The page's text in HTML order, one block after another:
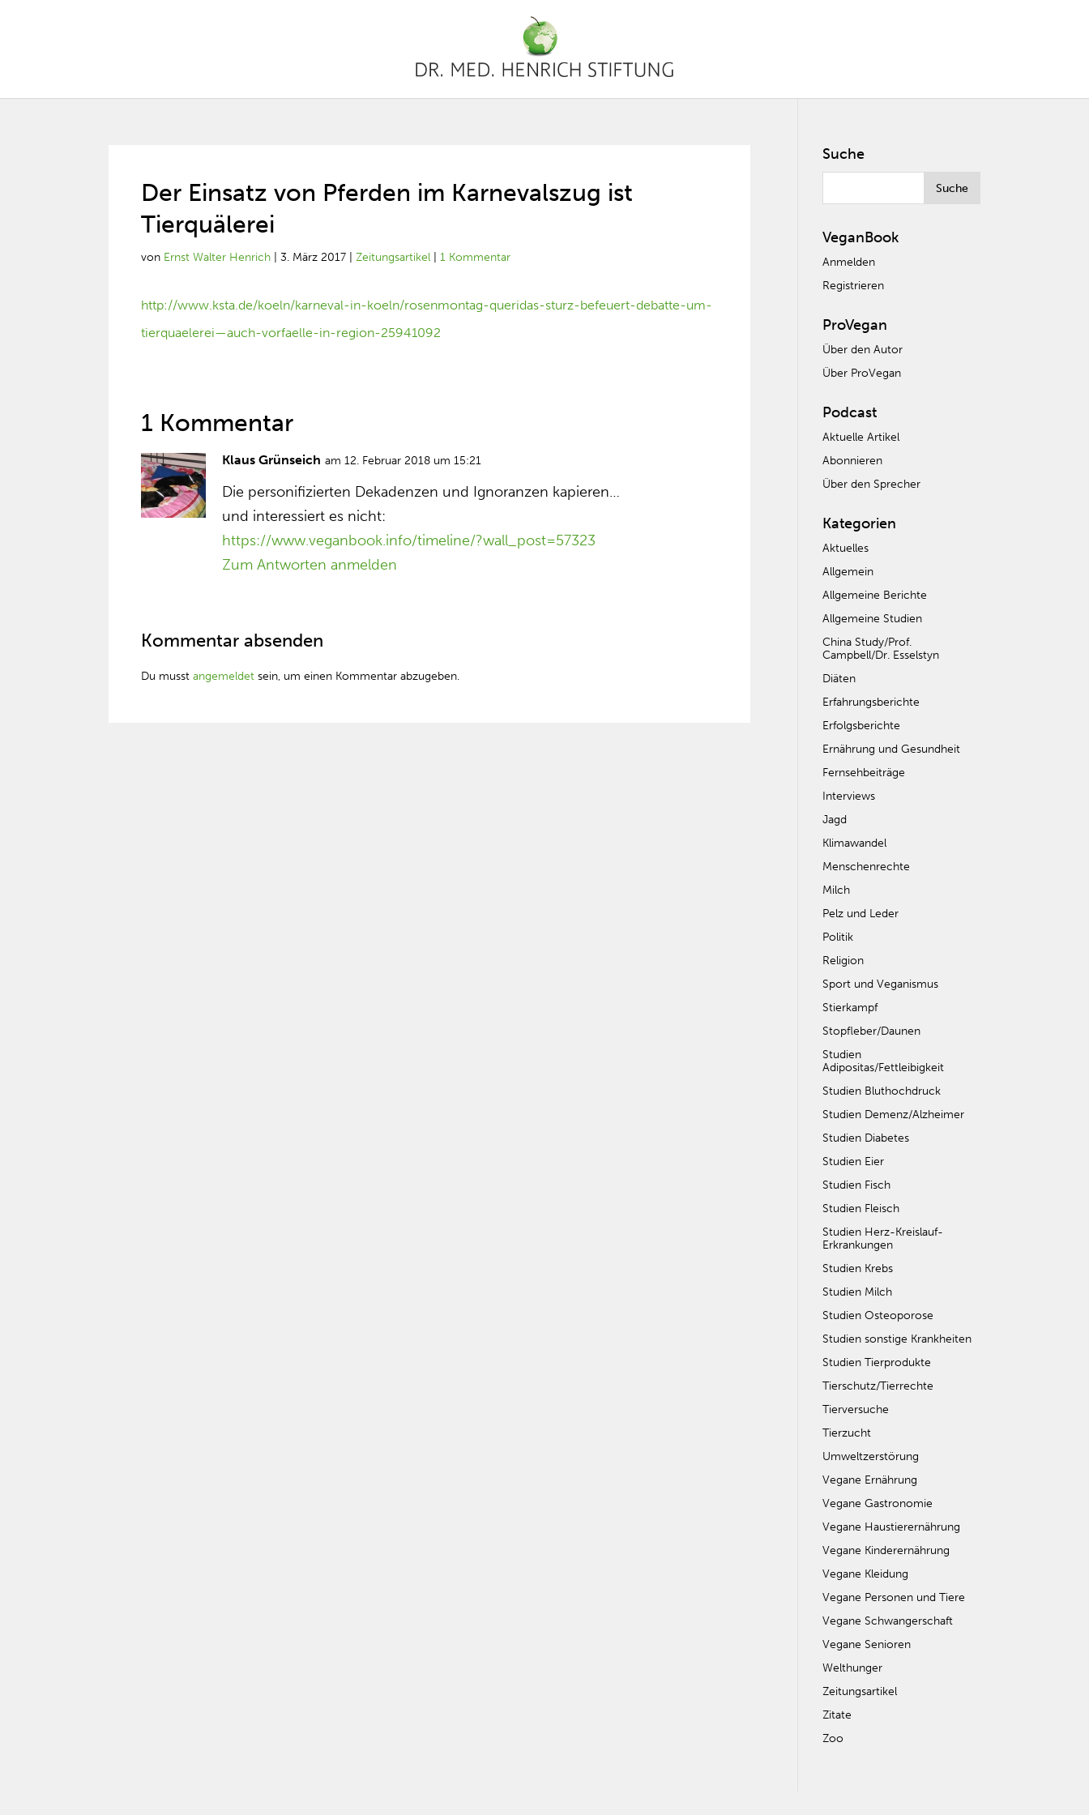
Der Einsatz von Pferden im Karnevalszug ist
Tierquälerei
von Ernst Walter Henrich |3. März 2017 |Zeitungsartikel |1 Kommentar
http://www.ksta.de/koeln/karneval-in-koeln/rosenmontag-queridas-sturz-befeuert-debatte-um-
tierquaelerei—auch-vorfaelle-in-region-25941092
1 Kommentar
Klaus Grünseich am 12. Februar 2018 um 15:21
Die personifizierten Dekadenzen und Ignoranzen kapieren…
und interessiert es nicht:
https://www.veganbook.info/timeline/?wall_post=57323
Zum Antworten anmelden
Kommentar absenden
Du musstangemeldet sein, um einen Kommentar abzugeben.
Suche
VeganBook
Anmelden
Registrieren
ProVegan
Über den Autor
Über ProVegan
Podcast
Aktuelle Artikel
Abonnieren
Über den Sprecher
Kategorien
Aktuelles
Allgemein
Allgemeine Berichte
Allgemeine Studien
China Study/Prof.
Campbell/Dr. Esselstyn
Diäten
Erfahrungsberichte
Erfolgsberichte
Ernährung und Gesundheit
Fernsehbeiträge
Interviews
Jagd
Klimawandel
Menschenrechte
Milch
Pelz und Leder
Politik
Religion
Sport und Veganismus
Stierkampf
Stopfleber/Daunen
Studien
Adipositas/Fettleibigkeit
Studien Bluthochdruck
Studien Demenz/Alzheimer
Studien Diabetes
Studien Eier
Studien Fisch
Studien Fleisch
Studien Herz-Kreislauf-
Erkrankungen
Studien Krebs
Studien Milch
Studien Osteoporose
Studien sonstige Krankheiten
Studien Tierprodukte
Tierschutz/Tierrechte
Tierversuche
Tierzucht
Umweltzerstörung
Vegane Ernährung
Vegane Gastronomie
Vegane Haustierernährung
Vegane Kinderernährung
Vegane Kleidung
Vegane Personen und Tiere
Vegane Schwangerschaft
Vegane Senioren
Welthunger
Zeitungsartikel
Zitate
Zoo